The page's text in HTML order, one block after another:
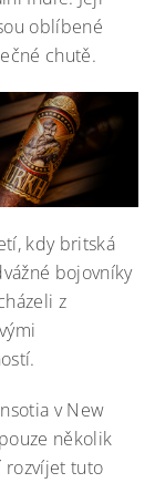
oblíbené
chutě.
kdy britská
bojovníky
z
v New
několik
rozvíjet tuto